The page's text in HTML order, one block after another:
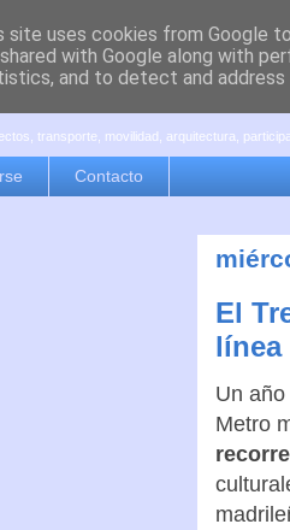
transporte, movilidad, arquitectura,
Contacto
El
línea
Un
Metro
site uses cookies from Google
with Google along with
and to detect and address